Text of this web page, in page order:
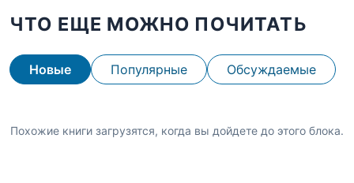
ЧТО ЕЩЕ МОЖНО ПОЧИТАТЬ
Новые Популярные Обсуждаемые
Похожие книги загрузятся, когда вы дойдете до этого блока.